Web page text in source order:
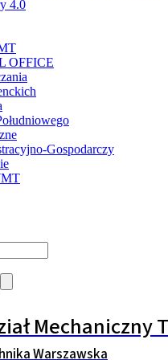
4.0
OFFICE
Gospodarczy
Mechaniczny
Warszawska